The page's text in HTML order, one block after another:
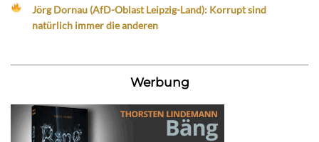
Jörg Dornau (AfD-Oblast Leipzig-Land): Korrupt sind
natürlich immer die anderen
Werbung